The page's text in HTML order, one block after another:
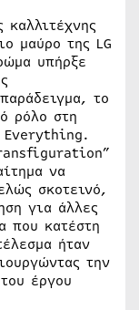
μαύρο της LG
υπήρξε
το
ρόλο στη
Everything.
να
σκοτεινό,
για άλλες
που κατέστη
ήταν
την
έργου